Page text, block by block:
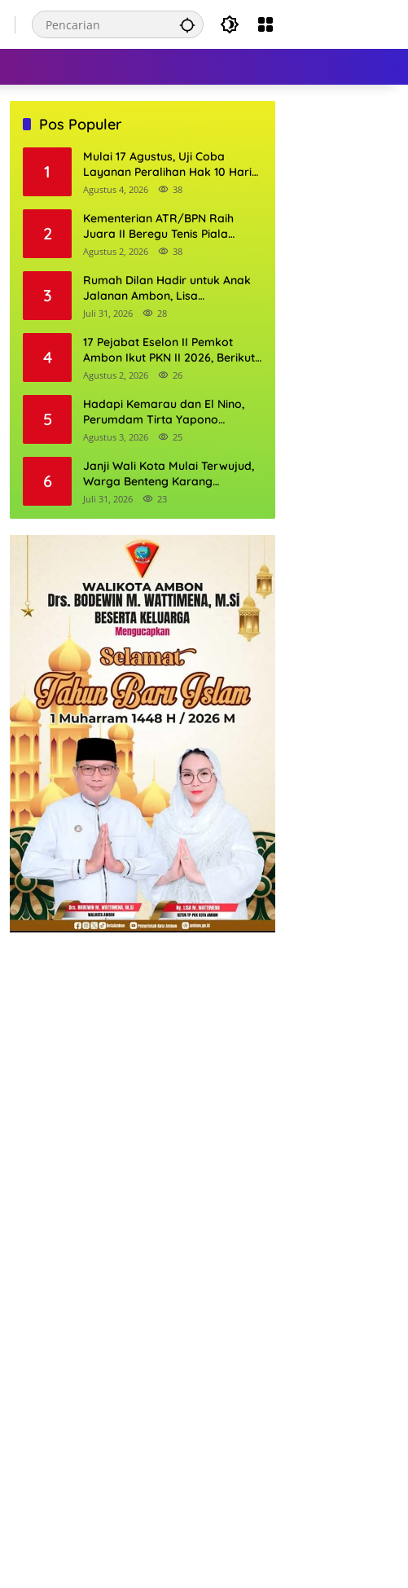
Pos Populer
1
Mulai 17 Agustus, Uji Coba
Layanan Peralihan Hak 10 Hari
di 15 Kantor Pertanahan
Agustus 4, 2026 38
2
Kementerian ATR/BPN Raih
Juara II Beregu Tenis Piala
Gubernur DKI Jakarta 2026
Agustus 2, 2026 38
3
Rumah Dilan Hadir untuk Anak
Jalanan Ambon, Lisa
Wattimena: Tak Ada Anak yang
Depannya
Juli 31, 2026 28
4
17 Pejabat Eselon II Pemkot
Ambon Ikut PKN II 2026, Berikut
Daftarnya
Agustus 2, 2026 26
5
Hadapi Kemarau dan El Nino,
Perumdam Tirta Yapono
Perkuat Cadangan Air Ambon
Agustus 3, 2026 25
6
Janji Wali Kota Mulai Terwujud,
Warga Benteng Karang
Ditargetkan Nikmati Air Bersih
Juli 31, 2026 23